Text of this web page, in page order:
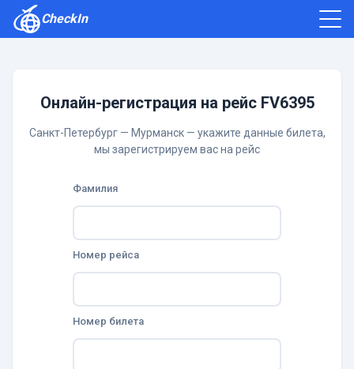
CheckIn
Онлайн-регистрация на рейс FV6395
Санкт-Петербург — Мурманск — укажите данные билета,
мы зарегистрируем вас на рейс
Фамилия
Номер рейса
Номер билета